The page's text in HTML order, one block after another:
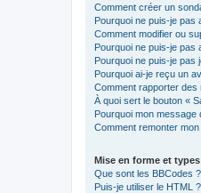
Comment créer un
Pourquoi ne puis-je pas
Comment modifier ou
Pourquoi ne puis-je pas
Pourquoi ne puis-je pas
Pourquoi ai-je reçu un
Comment rapporter
À quoi sert le bouton «
Pourquoi mon message
Comment remonter
Mise en forme et
Que sont les BBCodes ?
Puis-je utiliser le HTML ?